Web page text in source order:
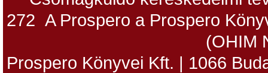
272 A Prospero a Prospero
(OHIM
Prospero Könyvei Kft. | 1066